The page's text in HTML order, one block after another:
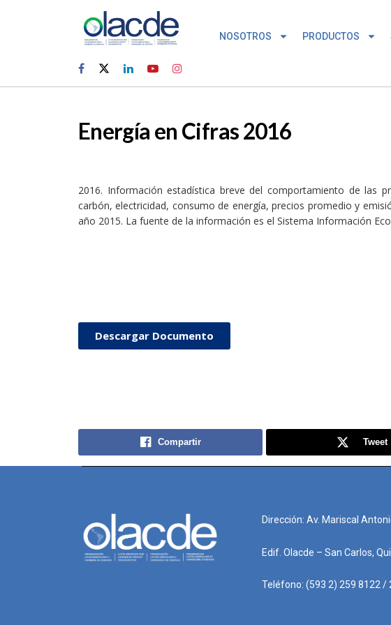
NOSOTROS PRODUCTOS
Energía en Cifras 2016
2016. Información estadística breve del comportamiento de las
carbón, electricidad, consumo de energía, precios promedio y
año 2015. La fuente de la información es el Sistema Información
Descargar Documento
Compartir Tweet
Dirección: Av. Mariscal
Edif. Olacde – San Carlos,
Teléfono: (593 2) 259 8122 /